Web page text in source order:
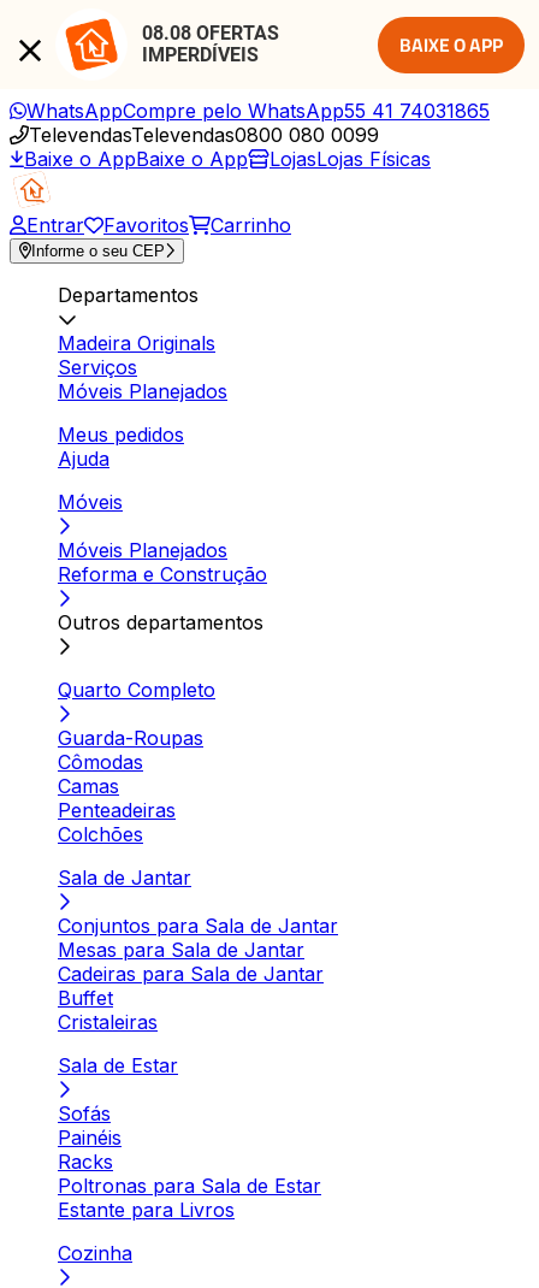
08.08 OFERTAS
IMPERDÍVEIS
BAIXE O APP
WhatsAppCompre pelo WhatsApp55 41 74031865
TelevendasTelevendas0800 080 0099
Baixe o AppBaixe o App LojasLojas Físicas
Entrar Favoritos Carrinho
Informe o seu CEP
Departamentos
Madeira Originals
Serviços
Móveis Planejados
Meus pedidos
Ajuda
Móveis
Móveis Planejados
Reforma e Construção
Outros departamentos
Quarto Completo
Guarda-Roupas
Cômodas
Camas
Penteadeiras
Colchões
Sala de Jantar
Conjuntos para Sala de Jantar
Mesas para Sala de Jantar
Cadeiras para Sala de Jantar
Buffet
Cristaleiras
Sala de Estar
Sofás
Painéis
Racks
Poltronas para Sala de Estar
Estante para Livros
Cozinha